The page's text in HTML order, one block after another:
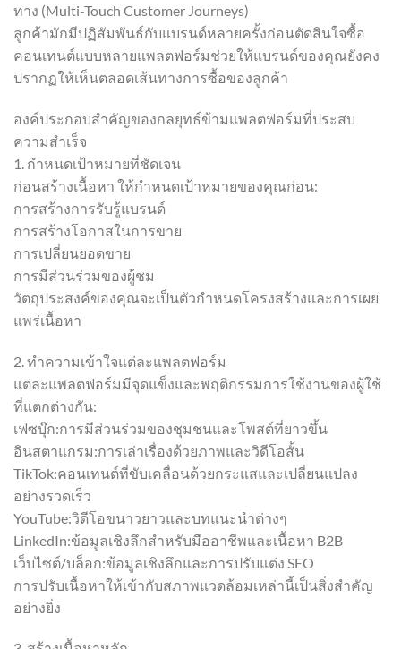
ทาง (Multi-Touch Customer Journeys)
ลูกค้ามักมีปฏิสัมพันธ์กับแบรนด์หลายครั้งก่อนตัดสินใจซื้อ
คอนเทนต์แบบหลายแพลตฟอร์มช่วยให้แบรนด์ของคุณยังคง
ปรากฏให้เห็นตลอดเส้นทางการซื้อของลูกค้า
องค์ประกอบสำคัญของกลยุทธ์ข้ามแพลตฟอร์มที่ประสบ
ความสำเร็จ
1. กำหนดเป้าหมายที่ชัดเจน
ก่อนสร้างเนื้อหา ให้กำหนดเป้าหมายของคุณก่อน:
การสร้างการรับรู้แบรนด์
การสร้างโอกาสในการขาย
การเปลี่ยนยอดขาย
การมีส่วนร่วมของผู้ชม
วัตถุประสงค์ของคุณจะเป็นตัวกำหนดโครงสร้างและการเผย
แพร่เนื้อหา
2. ทำความเข้าใจแต่ละแพลตฟอร์ม
แต่ละแพลตฟอร์มมีจุดแข็งและพฤติกรรมการใช้งานของผู้ใช้
ที่แตกต่างกัน:
เฟซบุ๊ก:การมีส่วนร่วมของชุมชนและโพสต์ที่ยาวขึ้น
อินสตาแกรม:การเล่าเรื่องด้วยภาพและวิดีโอสั้น
TikTok:คอนเทนต์ที่ขับเคลื่อนด้วยกระแสและเปลี่ยนแปลง
อย่างรวดเร็ว
YouTube:วิดีโอขนาวยาวและบทแนะนำต่างๆ
LinkedIn:ข้อมูลเชิงลึกสำหรับมืออาชีพและเนื้อหา B2B
เว็บไซต์/บล็อก:ข้อมูลเชิงลึกและการปรับแต่ง SEO
การปรับเนื้อหาให้เข้ากับสภาพแวดล้อมเหล่านี้เป็นสิ่งสำคัญ
อย่างยิ่ง